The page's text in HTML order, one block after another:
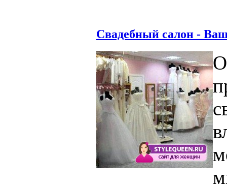
Свадебный салон -